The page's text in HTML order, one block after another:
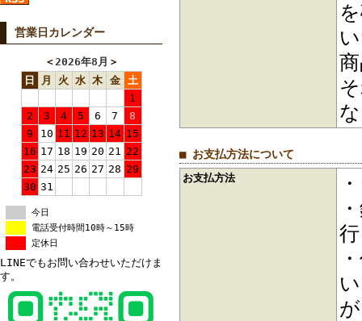
営業日カレンダー
＜2026年8月 ＞
日
月 火 水 木 金
土
1
2
3 4 5 6 7
8
9
10 11 12 13 14 15
16 17 18 19 20 21 22
23 24 25 26 27 28 29
30 31
今日
電話受付時間10時～15時
定休日
LINEでもお問い合わせいただけま
す。
■ お支払方法について
お支払方法